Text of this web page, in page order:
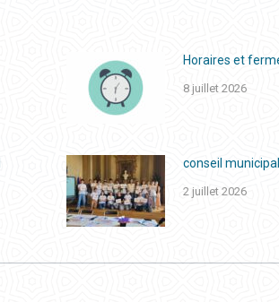
Horaires et
8 juillet 2026
conseil
2 juillet 2026